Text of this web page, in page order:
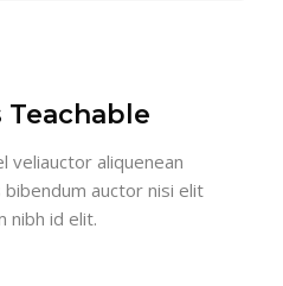
veliauctor aliquenean
auctor nisi elit
nibh id elit.